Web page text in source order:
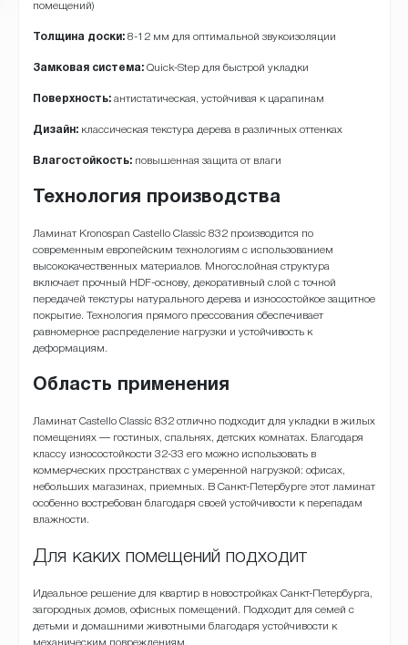
помещений)
Толщина доски:8-12 мм для оптимальной звукоизоляции
Замковая система:Quick-Step для быстрой укладки
Поверхность:антистатическая, устойчивая к царапинам
Дизайн:классическая текстура дерева в различных оттенках
Влагостойкость:повышенная защита от влаги
Технология производства
Ламинат Kronospan Castello Classic 832 производится по
современным европейским технологиям с использованием
высококачественных материалов. Многослойная структура
включает прочный HDF-основу, декоративный слой с точной
передачей текстуры натурального дерева и износостойкое защитное
покрытие. Технология прямого прессования обеспечивает
равномерное распределение нагрузки и устойчивость к
деформациям.
Область применения
Ламинат Castello Classic 832 отлично подходит для укладки в жилых
помещениях — гостиных, спальнях, детских комнатах. Благодаря
классу износостойкости 32-33 его можно использовать в
коммерческих пространствах с умеренной нагрузкой: офисах,
небольших магазинах, приемных. В Санкт-Петербурге этот ламинат
особенно востребован благодаря своей устойчивости к перепадам
влажности.
Для каких помещений подходит
Идеальное решение для квартир в новостройках Санкт-Петербурга,
загородных домов, офисных помещений. Подходит для семей с
детьми и домашними животными благодаря устойчивости к
механическим повреждениям.